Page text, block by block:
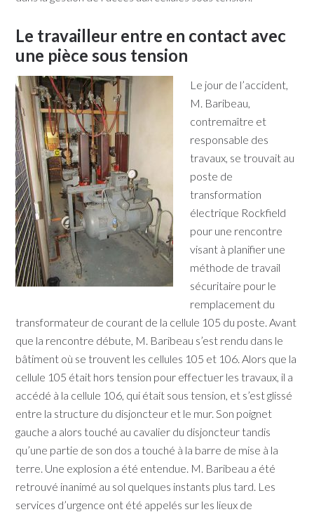
Le travailleur entre en contact avec
une pièce sous tension
Le jour de l’accident,
M. Baribeau,
contremaître et
responsable des
travaux, se trouvait au
poste de
transformation
électrique Rockfield
pour une rencontre
visant à planifier une
méthode de travail
sécuritaire pour le
remplacement du
transformateur de courant de la cellule 105 du poste. Avant
que la rencontre débute, M. Baribeau s’est rendu dans le
bâtiment où se trouvent les cellules 105 et 106. Alors que la
cellule 105 était hors tension pour effectuer les travaux, il a
accédé à la cellule 106, qui était sous tension, et s’est glissé
entre la structure du disjoncteur et le mur. Son poignet
gauche a alors touché au cavalier du disjoncteur tandis
qu’une partie de son dos a touché à la barre de mise à la
terre. Une explosion a été entendue. M. Baribeau a été
retrouvé inanimé au sol quelques instants plus tard. Les
services d’urgence ont été appelés sur les lieux de